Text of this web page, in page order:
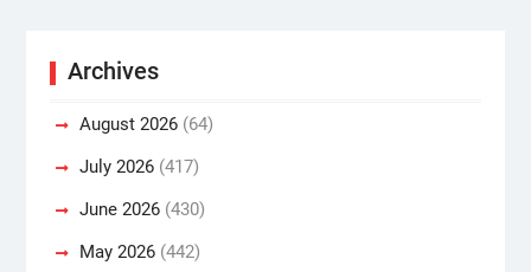
Archives
August 2026(64)
July 2026(417)
June 2026(430)
May 2026(442)